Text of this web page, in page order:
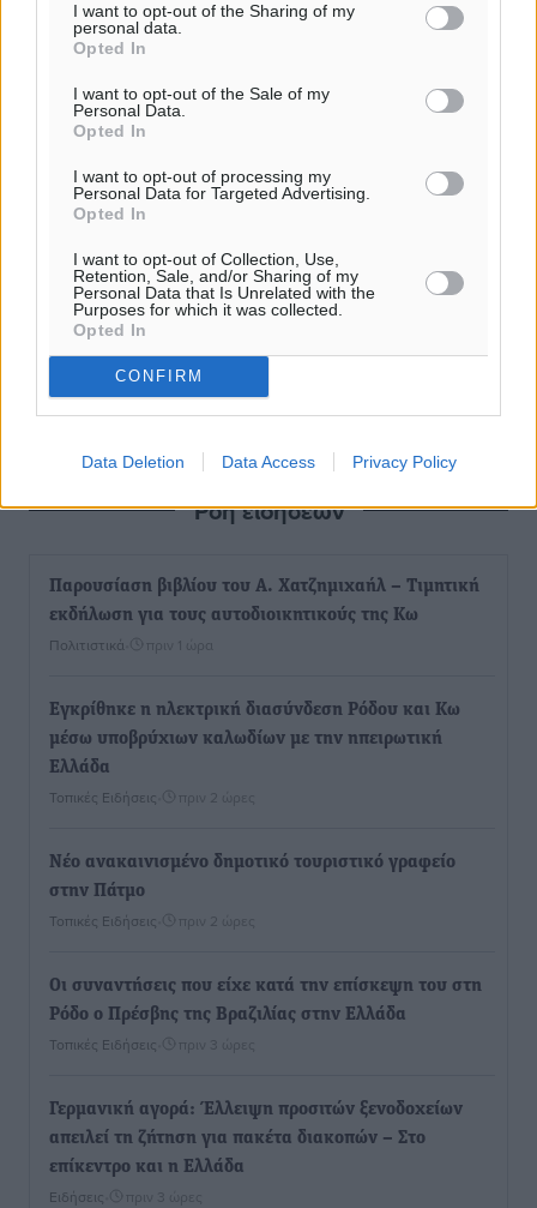
I want to opt-out of the Sharing of my
personal data.
Opted In
I want to opt-out of the Sale of my
Personal Data.
Opted In
I want to opt-out of processing my
Personal Data for Targeted Advertising.
Opted In
I want to opt-out of Collection, Use,
Retention, Sale, and/or Sharing of my
Personal Data that Is Unrelated with the
Purposes for which it was collected.
Opted In
CONFIRM
Data Deletion Data Access Privacy Policy
Ροή ειδήσεων
Παρουσίαση βιβλίου του Α. Χατζημιχαήλ – Τιμητική
εκδήλωση για τους αυτοδιοικητικούς της Κω
Πολιτιστικά πριν 1 ώρα
Εγκρίθηκε η ηλεκτρική διασύνδεση Ρόδου και Κω
μέσω υποβρύχιων καλωδίων με την ηπειρωτική
Ελλάδα
Τοπικές Ειδήσεις πριν 2 ώρες
Νέο ανακαινισμένο δημοτικό τουριστικό γραφείο
στην Πάτμο
Τοπικές Ειδήσεις πριν 2 ώρες
Οι συναντήσεις που είχε κατά την επίσκεψη του στη
Ρόδο ο Πρέσβης της Βραζιλίας στην Ελλάδα
Τοπικές Ειδήσεις πριν 3 ώρες
Γερμανική αγορά: Έλλειψη προσιτών ξενοδοχείων
απειλεί τη ζήτηση για πακέτα διακοπών – Στο
επίκεντρο και η Ελλάδα
Ειδήσεις πριν 3 ώρες